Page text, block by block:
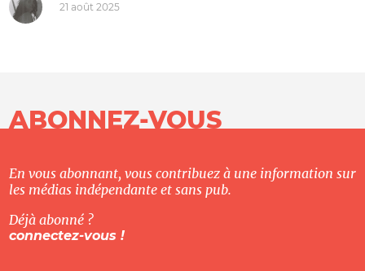
21 août 2025
ABONNEZ-VOUS
En vous abonnant, vous contribuez à une information sur
les médias indépendante et sans pub.
Déjà abonné ?
connectez-vous !